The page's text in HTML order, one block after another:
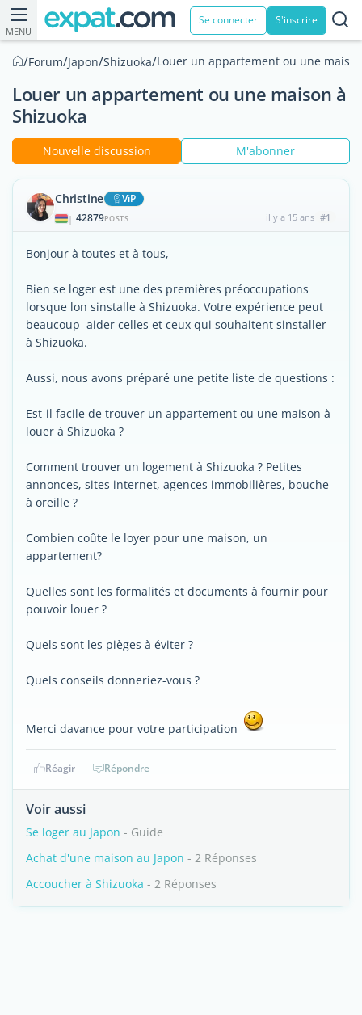
MENU
Se connecter S'inscrire
/Forum/Japon/Shizuoka/Louer un appartement ou une
Louer un appartement ou une maison à
Shizuoka
Nouvelle discussion M'abonner
Christine ViP
| 42879POSTS il y a 15 ans #1
Bonjour à toutes et à tous,
Bien se loger est une des premières préoccupations
lorsque lon sinstalle à Shizuoka. Votre expérience peut
beaucoup aider celles et ceux qui souhaitent sinstaller
à Shizuoka.
Aussi, nous avons préparé une petite liste de questions :
Est-il facile de trouver un appartement ou une maison à
louer à Shizuoka ?
Comment trouver un logement à Shizuoka ? Petites
annonces, sites internet, agences immobilières, bouche
à oreille ?
Combien coûte le loyer pour une maison, un
appartement?
Quelles sont les formalités et documents à fournir pour
pouvoir louer ?
Quels sont les pièges à éviter ?
Quels conseils donneriez-vous ?
Merci davance pour votre participation
Réagir Répondre
Voir aussi
Se loger au Japon - Guide
Achat d'une maison au Japon - 2 Réponses
Accoucher à Shizuoka - 2 Réponses